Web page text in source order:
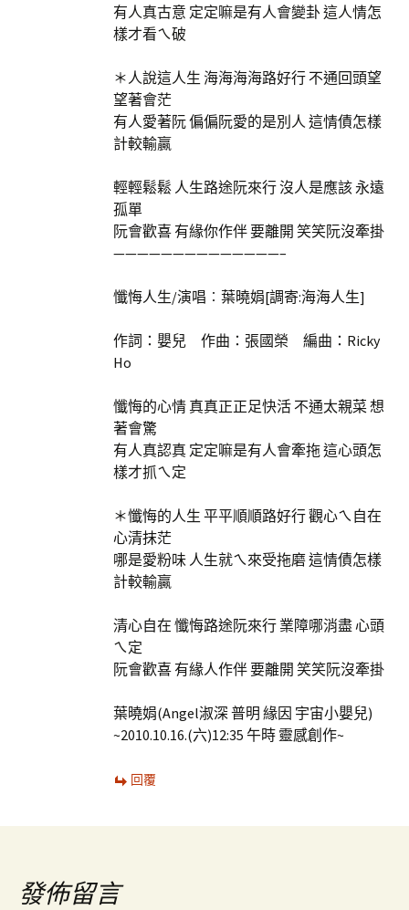
有人真古意 定定嘛是有人會變卦 這人情怎
樣才看ㄟ破
＊人說這人生 海海海海路好行 不通回頭望
望著會茫
有人愛著阮 偏偏阮愛的是別人 這情債怎樣
計較輸贏
輕輕鬆鬆 人生路途阮來行 沒人是應該 永遠
孤單
阮會歡喜 有緣你作伴 要離開 笑笑阮沒牽掛
——————————————–
懺悔人生/演唱︰葉曉娟[調寄:海海人生]
作詞：嬰兒 作曲：張國榮 編曲：Ricky
Ho
懺悔的心情 真真正正足快活 不通太親菜 想
著會驚
有人真認真 定定嘛是有人會牽拖 這心頭怎
樣才抓ㄟ定
＊懺悔的人生 平平順順路好行 觀心ㄟ自在
心清抹茫
哪是愛粉味 人生就ㄟ來受拖磨 這情債怎樣
計較輸贏
清心自在 懺悔路途阮來行 業障哪消盡 心頭
ㄟ定
阮會歡喜 有緣人作伴 要離開 笑笑阮沒牽掛
葉曉娟(Angel淑深 普明 緣因 宇宙小嬰兒)
~2010.10.16.(六)12:35 午時 靈感創作~
回覆
發佈留言